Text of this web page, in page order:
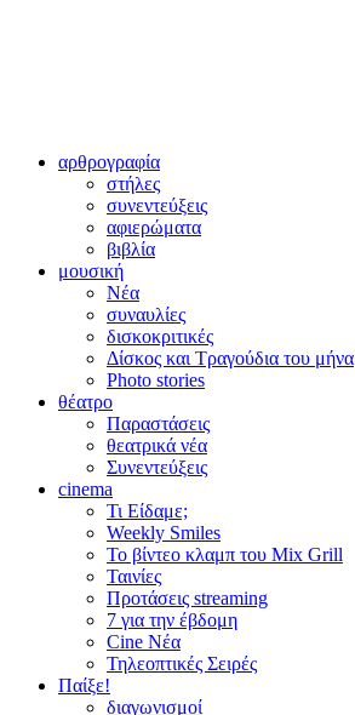
αρθρογραφία
στήλες
συνεντεύξεις
αφιερώματα
βιβλία
μουσική
Νέα
συναυλίες
δισκοκριτικές
Δίσκος και Τραγούδια του μήνα
Photo stories
θέατρο
Παραστάσεις
θεατρικά νέα
Συνεντεύξεις
cinema
Τι Είδαμε;
Weekly Smiles
Το βίντεο κλαμπ του Mix Grill
Ταινίες
Προτάσεις streaming
7 για την έβδομη
Cine Νέα
Τηλεοπτικές Σειρές
Παίξε!
διαγωνισμοί